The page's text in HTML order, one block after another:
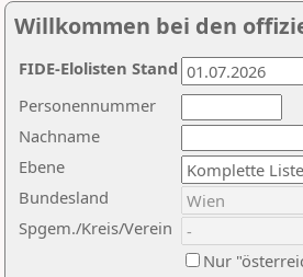
Willkommen bei den
Nachname
Ebene
Personennummer
Bundesland
Spgem./Kreis/Verein
Nur
FIDE-Elolisten Stand